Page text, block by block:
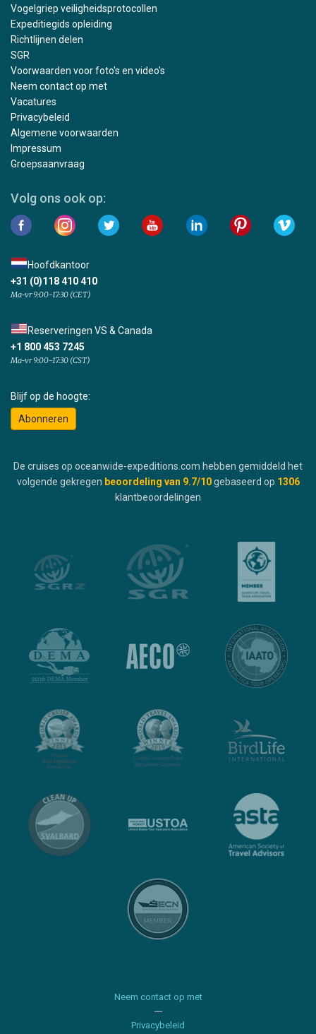
Vogelgriep veiligheidsprotocollen
Expeditiegids opleiding
Richtlijnen delen
SGR
Voorwaarden voor foto's en video's
Neem contact op met
Vacatures
Privacybeleid
Algemene voorwaarden
Impressum
Groepsaanvraag
Volg ons ook op:
Hoofdkantoor
+31 (0)118 410 410
Ma-vr 9:00-17:30 (CET)
Reserveringen VS & Canada
+1 800 453 7245
Ma-vr 9:00-17:30 (CST)
Blijf op de hoogte:
Abonneren
De cruises op oceanwide-expeditions.com hebben gemiddeld het
volgende gekregen beoordeling van 9.7/10 gebaseerd op 1306
klantbeoordelingen
Neem contact op met
Privacybeleid